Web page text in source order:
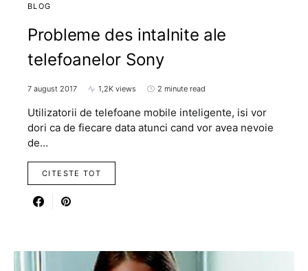
BLOG
Probleme des intalnite ale
telefoanelor Sony
7 august 2017 1,2K views 2 minute read
Utilizatorii de telefoane mobile inteligente, isi vor
dori ca de fiecare data atunci cand vor avea nevoie
de…
CITESTE TOT